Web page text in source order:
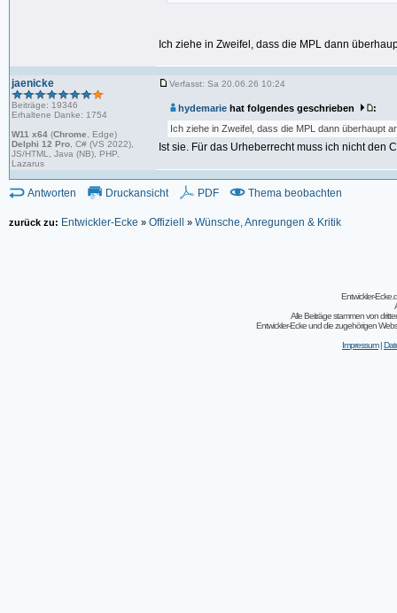
Ich ziehe in Zweifel, dass die MPL dann
jaenicke
Beiträge: 19346
Erhaltene Danke: 1754
W11 x64 (Chrome , Edge)
Delphi 12 Pro , C# (VS 2022),
JS/HTML, Java (NB), PHP,
Lazarus
Verfasst: Sa 20.06.26 10:24
hydemarie hat folgendes geschrieben
:
Ich ziehe in Zweifel, dass die MPL dann überhaupt
Ist sie. Für das Urheberrecht muss ich nicht den
Antworten Druckansicht PDF Thema beobachten
zurück zu: Entwickler-Ecke » Offiziell » Wünsche, Anregungen & Kritik
Entwickler-
Alle Beiträge stammen von
Entwickler-Ecke und die zugehörigen
Impressum|